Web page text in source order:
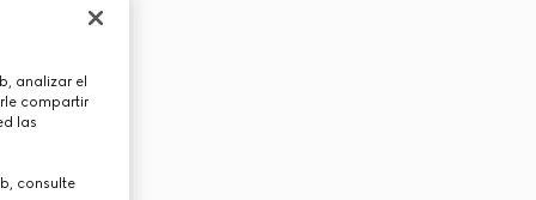
analizar el
compartir
las
consulte